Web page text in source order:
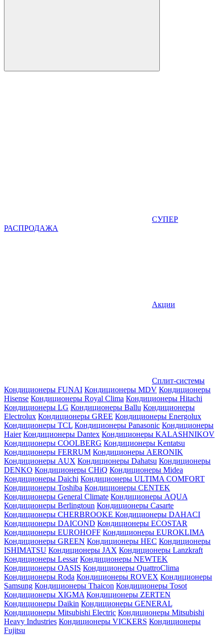
СУПЕР
РАСПРОДАЖА
Акции
Сплит-системы
Кондиционеры FUNAI Кондиционеры MDV Кондиционеры
Hisense Кондиционеры Royal Clima Кондиционеры Hitachi
Кондиционеры LG Кондиционеры Ballu Кондиционеры
Electrolux Кондиционеры GREE Кондиционеры Energolux
Кондиционеры TCL Кондиционеры Panasonic Кондиционеры
Haier Кондиционеры Dantex Кондиционеры KALASHNIKOV
Кондиционеры СOOLBERG Кондиционеры Kentatsu
Кондиционеры FERRUM Кондиционеры AERONIK
Кондиционеры AUX Кондиционеры Dahatsu Кондиционеры
DENKO Кондиционеры CHiQ Кондиционеры Midea
Кондиционеры Daichi Кондиционеры ULTIMA COMFORT
Кондиционеры Toshiba Кондиционеры CENTEK
Кондиционеры General Climate Кондиционеры AQUA
Кондиционеры Berlingtoun Кондиционеры Casarte
Кондиционеры CHERBROOKE Кондиционеры DAHACI
Кондиционеры DAICOND Кондиционеры ECOSTAR
Кондиционеры EUROHOFF Кондиционеры EUROKLIMA
Кондиционеры GREEN Кондиционеры HEC Кондиционеры
ISHIMATSU Кондиционеры JAX Кондиционеры Lanzkraft
Кондиционеры Lessar Кондиционеры NEWTEK
Кондиционеры OASIS Кондиционеры QuattroClima
Кондиционеры Roda Кондиционеры ROVEX Кондиционеры
Samsung Кондиционеры Thaicon Кондиционеры Tosot
Кондиционеры XIGMA Кондиционеры ZERTEN
Кондиционеры Daikin Кондиционеры GENERAL
Кондиционеры Mitsubishi Electric Кондиционеры Mitsubishi
Heavy Industries Кондиционеры VICKERS Кондиционеры
Fujitsu